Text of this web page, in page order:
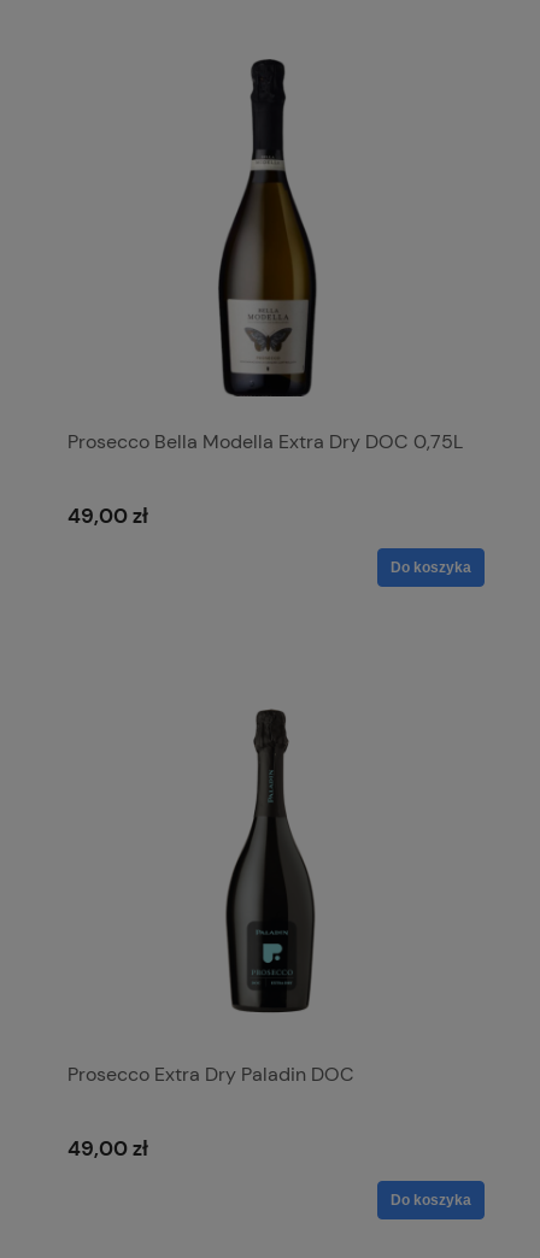
Prosecco Bella Modella Extra Dry DOC 0,75L
49,00 zł
Do koszyka
Prosecco Extra Dry Paladin DOC
49,00 zł
Do koszyka